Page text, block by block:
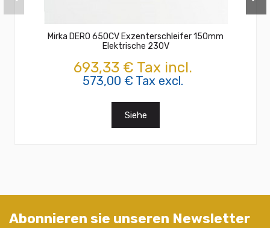
Mirka DERO 650CV Exzenterschleifer 150mm
Elektrische 230V
693,33 € Tax incl.
573,00 € Tax excl.
Siehe
Abonnieren sie unseren Newsletter